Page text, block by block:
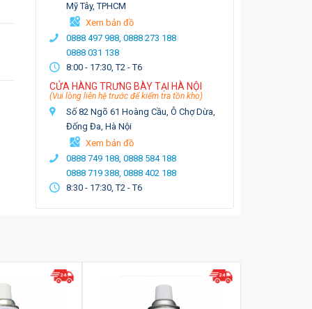
Mỹ Tây, TPHCM
Xem bản đồ
0888 497 988, 0888 273 188
0888 031 138
8:00 - 17:30, T2 - T6
CỬA HÀNG TRƯNG BÀY TẠI HÀ NỘI
(Vui lòng liên hệ trước để kiểm tra tồn kho)
Số 82 Ngõ 61 Hoàng Cầu, Ô Chợ Dừa,
Đống Đa, Hà Nội
Xem bản đồ
0888 749 188, 0888 584 188
0888 719 388, 0888 402 188
8:30 - 17:30, T2 - T6